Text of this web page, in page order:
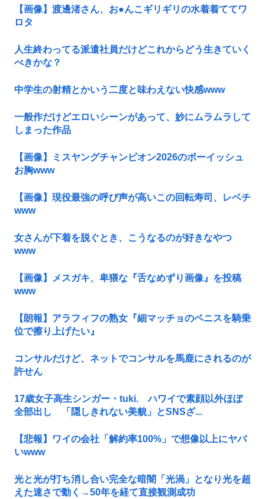
【画像】渡邊渚さん、お●んこギリギリの水着着ててワ
ロタ
人生終わってる派遣社員だけどこれからどう生きていく
べきかな？
中学生の射精とかいう二度と味わえない快感www
一般作だけどエロいシーンがあって、妙にムラムラして
しまった作品
【画像】ミスヤングチャンピオン2026のボーイッシュ
お胸www
【画像】現役最強の呼び声が高いこの回転寿司、レベチ
www
女さんが下着を脱ぐとき、こうなるのが好きなやつ
www
【画像】メスガキ、卑猥な『舌なめずり画像』を投稿
www
【朗報】アラフィフの熟女『細マッチョのペニスを騎乗
位で擦り上げたい』
コンサルだけど、ネットでコンサルを馬鹿にされるのが
許せん
17歳女子高生シンガー・tuki. ハワイで素顔以外ほぼ
全部出し 「隠しきれない美貌」とSNSざ...
【悲報】ワイの会社「解約率100%」で想像以上にヤバ
いwww
光と光が打ち消し合い完全な暗闇「光渦」となり光を超
えた速さで動く→50年を経て直接観測成功